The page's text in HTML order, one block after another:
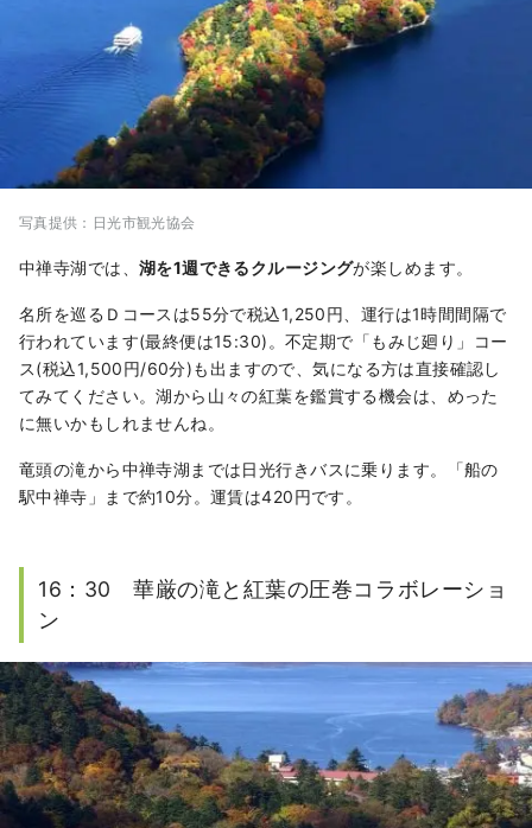
写真提供：日光市観光協会
中禅寺湖では、 湖を1週できるクルージングが楽しめます。
名所を巡るＤコースは55分で税込1,250円、運行は1時間間隔で
行われています(最終便は15:30)。不定期で「もみじ廻り」コー
ス(税込1,500円/60分)も出ますので、気になる方は直接確認し
てみてください。湖から山々の紅葉を鑑賞する機会は、めった
に無いかもしれませんね。
竜頭の滝から中禅寺湖までは日光行きバスに乗ります。「船の
駅中禅寺」まで約10分。運賃は420円です。
16：30 華厳の滝と紅葉の圧巻コラボレーショ
ン